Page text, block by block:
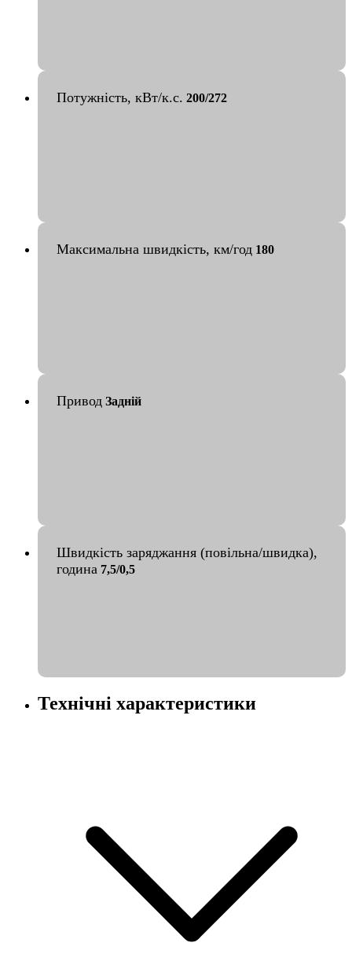
Потужність, кВт/к.с. 200/272
Максимальна швидкість, км/год 180
Привод Задній
Швидкість заряджання (повільна/швидка),
година 7,5/0,5
Технічні характеристики